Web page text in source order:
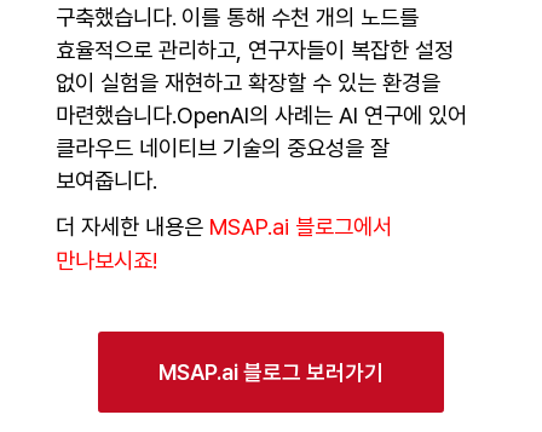
구축했습니다. 이를 통해 수천 개의 노드를
효율적으로 관리하고, 연구자들이 복잡한 설정
없이 실험을 재현하고 확장할 수 있는 환경을
마련했습니다.OpenAI의 사례는 AI 연구에 있어
클라우드 네이티브 기술의 중요성을 잘
보여줍니다.
더 자세한 내용은 MSAP.ai 블로그에서
만나보시죠!
MSAP.ai 블로그 보러가기